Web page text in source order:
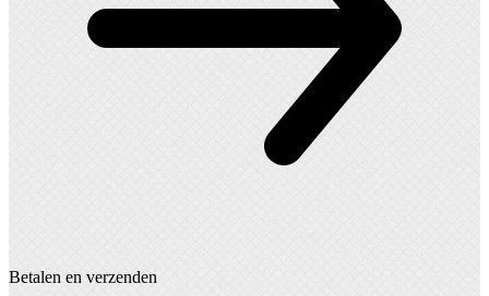
Betalen en verzenden